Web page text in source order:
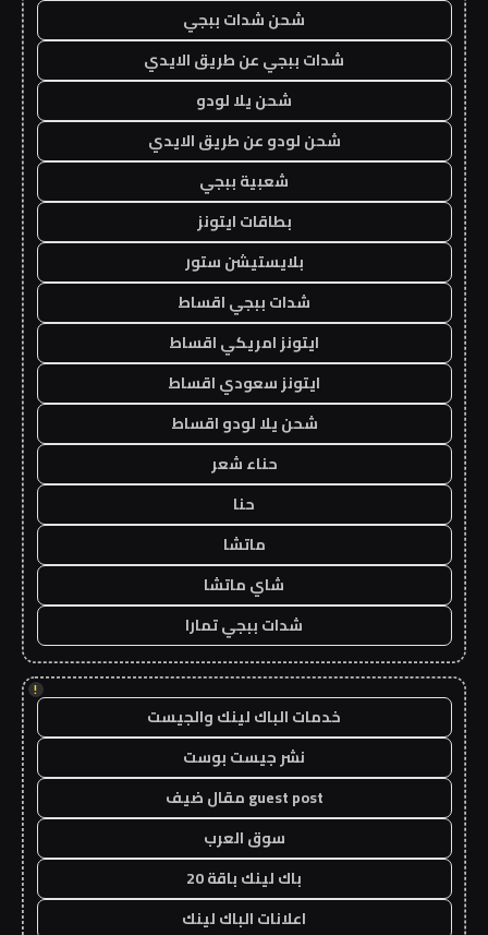
شحن شدات ببجي
شدات ببجي عن طريق الايدي
شحن يلا لودو
شحن لودو عن طريق الايدي
شعبية ببجي
بطاقات ايتونز
بلايستيشن ستور
شدات ببجي اقساط
ايتونز امريكي اقساط
ايتونز سعودي اقساط
شحن يلا لودو اقساط
حناء شعر
حنا
ماتشا
شاي ماتشا
شدات ببجي تمارا
!
خدمات الباك لينك والجيست
نشر جيست بوست
guest post مقال ضيف
سوق العرب
باك لينك باقة 20
اعلانات الباك لينك